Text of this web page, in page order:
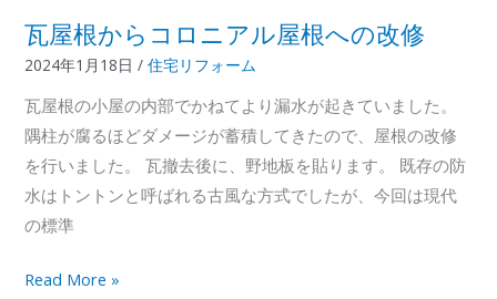
瓦屋根からコロニアル屋根への改修
2024年1月18日/住宅リフォーム
瓦屋根の小屋の内部でかねてより漏水が起きていました。
隅柱が腐るほどダメージが蓄積してきたので、屋根の改修
を行いました。 瓦撤去後に、野地板を貼ります。 既存の防
水はトントンと呼ばれる古風な方式でしたが、今回は現代
の標準
瓦
Read More »